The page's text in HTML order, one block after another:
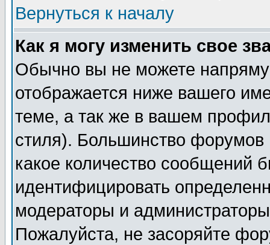
Вернуться к началу
Как я могу изменить свое
Обычно вы не можете
отображается ниже вашего
теме, а так же в вашем
стиля). Большинство форумов
какое количество сообщений
идентифицировать
модераторы и
Пожалуйста, не засоряйте